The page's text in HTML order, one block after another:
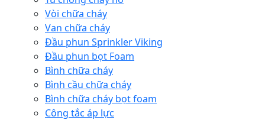
Vòi chữa cháy
Van chữa cháy
Đầu phun Sprinkler Viking
Đầu phun bọt Foam
Bình chữa cháy
Bình cầu chữa cháy
Bình chữa cháy bọt foam
Công tắc áp lực